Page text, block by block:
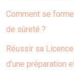
Comment se
de sûreté ?
Réussir sa
d’une préparation